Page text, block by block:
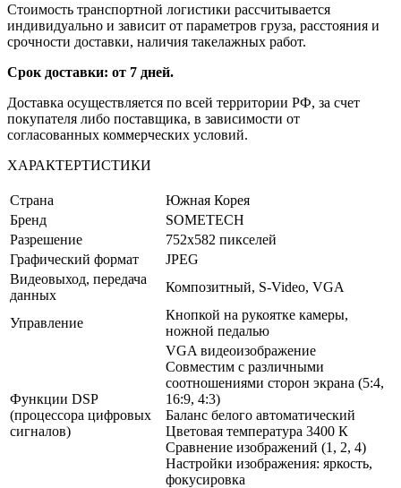
Стоимость транспортной логистики рассчитывается
индивидуально и зависит от параметров груза, расстояния и
срочности доставки, наличия такелажных работ.
Срок доставки: от 7 дней.
Доставка осуществляется по всей территории РФ, за счет
покупателя либо поставщика, в зависимости от
согласованных коммерческих условий.
ХАРАКТЕРТИСТИКИ
Страна
Южная Корея
Бренд
SOMETECH
Разрешение
752х582 пикселей
Графический формат
JPEG
Видеовыход, передача
данных
Композитный, S-Video, VGA
Управление
Кнопкой на рукоятке камеры,
ножной педалью
Функции DSP
(процессора цифровых
сигналов)
VGA видеоизображение
Совместим с различными
соотношениями сторон экрана (5:4,
16:9, 4:3)
Баланс белого автоматический
Цветовая температура 3400 К
Сравнение изображений (1, 2, 4)
Настройки изображения: яркость,
фокусировка